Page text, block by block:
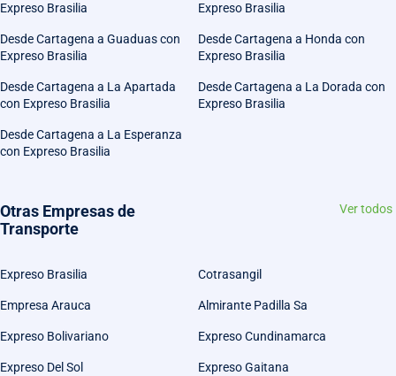
Expreso Brasilia
Expreso Brasilia
Desde Cartagena a Guaduas con
Expreso Brasilia
Desde Cartagena a Honda con
Expreso Brasilia
Desde Cartagena a La Apartada
con Expreso Brasilia
Desde Cartagena a La Dorada con
Expreso Brasilia
Desde Cartagena a La Esperanza
con Expreso Brasilia
Otras Empresas de
Transporte
Ver todos
Expreso Brasilia Cotrasangil
Empresa Arauca Almirante Padilla Sa
Expreso Bolivariano Expreso Cundinamarca
Expreso Del Sol Expreso Gaitana